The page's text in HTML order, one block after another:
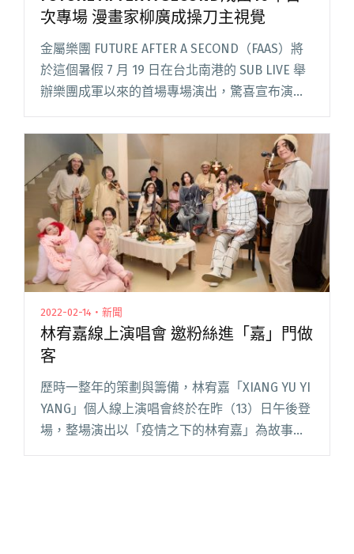
次專場 漫畫家柳廣成操刀主視覺
金屬樂團 FUTURE AFTER A SECOND（FAAS）將
於這個暑假 7 月 19 日在台北南港的 SUB LIVE 舉
辦樂團成軍以來的首場專場演出，驚喜宣布演唱
FAAS 自 20閱讀全文 "FUTURE AFTER A SECOND
成團10年首次專場 漫畫家柳廣成操刀主視覺"
2022-02-14・新聞
林宥嘉線上演唱會 邀粉絲進「嘉」門做
客
歷時一整年的策劃與籌備，林宥嘉「XIANG YU YI
YANG」個人線上演唱會終於在昨（13）日午後登
場，整場演出以「疫情之下的林宥嘉」為故事主
人翁，藉由多段長鏡頭手法，伴著真摯細膩的歌